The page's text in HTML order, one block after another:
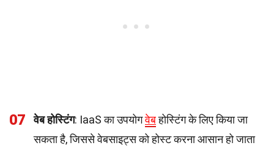
07 वेब होस्टिंग: IaaS का उपयोगवेबहोस्टिंग के लिए किया जा
सकता है, जिससे वेबसाइट्स को होस्ट करना आसान हो जाता